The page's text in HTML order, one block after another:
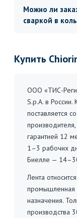
Можно ли
сваркой в
Купить
ООО «ТИС-
S.p.A. в России.
поставляется
гарантией 12
1–3 рабочих
Биелле —
Лента
промышленная
назначения.
производства